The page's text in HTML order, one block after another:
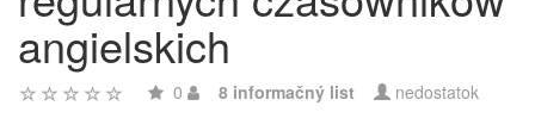
angielskich
0 8 informačný list nedostatok